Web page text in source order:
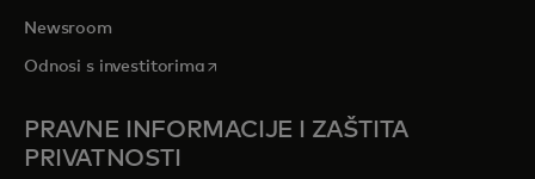
Newsroom
Odnosi s investitorimaopens in a new tab
PRAVNE INFORMACIJE I ZAŠTITA
PRIVATNOSTI